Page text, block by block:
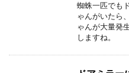
蜘蛛一匹でも
ゃんがいたら
ゃんが大量発
しますね。